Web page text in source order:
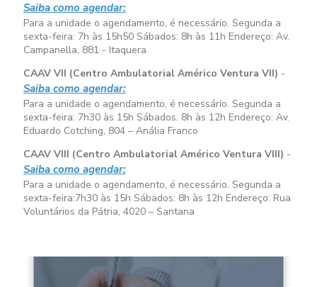
Saiba como agendar:
Para a unidade o agendamento, é necessário. Segunda a
sexta-feira: 7h às 15h50 Sábados: 8h às 11h Endereço: Av.
Campanella, 881 - Itaquera
CAAV VII (Centro Ambulatorial Américo Ventura VII) -
Saiba como agendar:
Para a unidade o agendamento, é necessário. Segunda a
sexta-feira: 7h30 às 15h Sábados: 8h às 12h Endereço: Av.
Eduardo Cotching, 804 – Anália Franco
CAAV VIII (Centro Ambulatorial Américo Ventura VIII) -
Saiba como agendar:
Para a unidade o agendamento, é necessário. Segunda a
sexta-feira:7h30 às 15h Sábados: 8h às 12h Endereço: Rua
Voluntários da Pátria, 4020 – Santana